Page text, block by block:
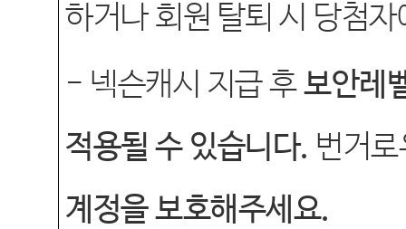
하거나 회원 탈퇴 시 당첨
- 넥슨캐시 지급 후보안레
적용될 수 있습니다. 번거
계정을 보호해주세요.